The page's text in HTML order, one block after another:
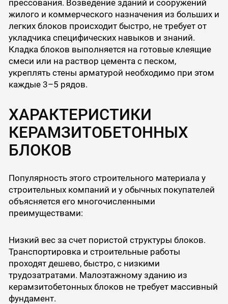
прессования. Возведение зданий и сооружений
жилого и коммерческого назначения из больших и
легких блоков происходит быстро, не требует от
укладчика специфических навыков и знаний.
Кладка блоков выполняется на готовые клеящие
смеси или на раствор цемента с песком,
укреплять стены арматурой необходимо при этом
каждые 3–5 рядов.
ХАРАКТЕРИСТИКИ
КЕРАМЗИТОБЕТОННЫХ
БЛОКОВ
Популярность этого строительного материала у
строительных компаний и у обычных покупателей
объясняется его многочисленными
преимуществами:
Низкий вес за счет пористой структуры блоков.
Транспортировка и строительные работы
проходят дешево, быстро, с низкими
трудозатратами. Малоэтажному зданию из
керамзитобетонных блоков не требует массивный
фундамент.